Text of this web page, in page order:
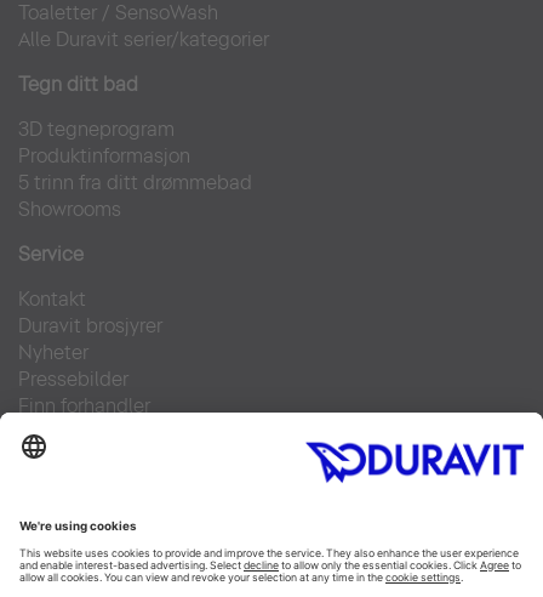
Toaletter / SensoWash
Alle Duravit serier/kategorier
Tegn ditt bad
3D tegneprogram
Produktinformasjon
5 trinn fra ditt drømmebad
Showrooms
Service
Kontakt
Duravit brosjyrer
Nyheter
Pressebilder
Finn forhandler
Ofte stilte spørsmål
Facebook
Instagram
Pinterest
Flickr